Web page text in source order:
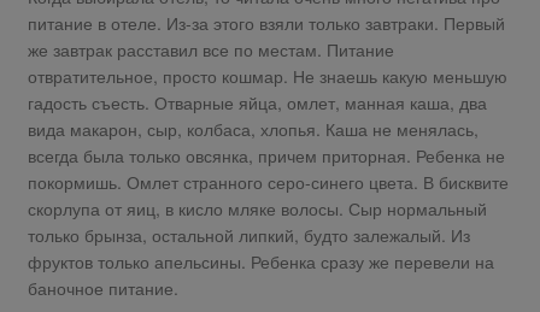
питание в отеле. Из-за этого взяли только завтраки. Первый
же завтрак расставил все по местам. Питание
отвратительное, просто кошмар. Не знаешь какую меньшую
гадость съесть. Отварные яйца, омлет, манная каша, два
вида макарон, сыр, колбаса, хлопья. Каша не менялась,
всегда была только овсянка, причем приторная. Ребенка не
покормишь. Омлет странного серо-синего цвета. В бисквите
скорлупа от яиц, в кисло мляке волосы. Сыр нормальный
только брынза, остальной липкий, будто залежалый. Из
фруктов только апельсины. Ребенка сразу же перевели на
баночное питание.